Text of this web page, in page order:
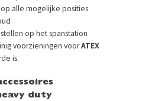
alle mogelijke posities
op het spanstation
voorzieningen voorATEX
is.
duty